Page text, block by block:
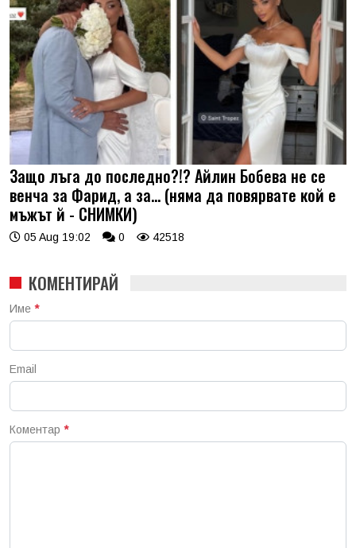
Защо лъга до последно?!? Айлин Бобева не се
венча за Фарид, а за... (няма да повярвате кой е
мъжът й - СНИМКИ)
05 Aug 19:02 0 42518
КОМЕНТИРАЙ
Име *
Email
Коментар *